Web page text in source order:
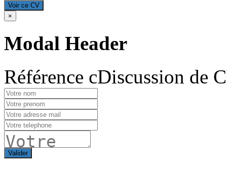
Voir ce CV
×
Modal Header
Référence cDiscussion de
Valider